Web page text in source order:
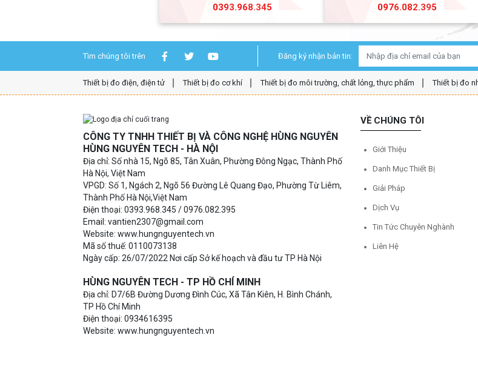
0393.968.345 0976.082.395
Tìm chúng tôi trên Đăng ký nhận bản tin:
Thiết bị đo điện, điện tử Thiết bị đo cơ khí Thiết bị đo môi trường, chất lỏng, thực phẩm Thiết bị đo
CÔNG TY TNHH THIẾT BỊ VÀ CÔNG NGHỆ HÙNG NGUYÊN
HÙNG NGUYÊN TECH - HÀ NỘI
Địa chỉ: Số nhà 15, Ngõ 85, Tân Xuân, Phường Đông Ngạc, Thành Phố
Hà Nội, Việt Nam
VPGD: Số 1, Ngách 2, Ngõ 56 Đường Lê Quang Đạo, Phường Từ Liêm,
Thành Phố Hà Nội,Việt Nam
Điện thoại: 0393.968.345 / 0976.082.395
Email: vantien2307@gmail.com
Website: www.hungnguyentech.vn
Mã số thuế: 0110073138
Ngày cấp: 26/07/2022 Nơi cấp Sở kế hoạch và đầu tư TP Hà Nội
HÙNG NGUYÊN TECH - TP HỒ CHÍ MINH
Địa chỉ: D7/6B Đường Dương Đình Cúc, Xã Tân Kiên, H. Bình Chánh,
TP Hồ Chí Minh
Điện thoại: 0934616395
Website: www.hungnguyentech.vn
VỀ CHÚNG TÔI
Giới Thiệu
Danh Mục Thiết Bị
Giải Pháp
Dịch Vụ
Tin Tức Chuyên Nghành
Liên Hệ